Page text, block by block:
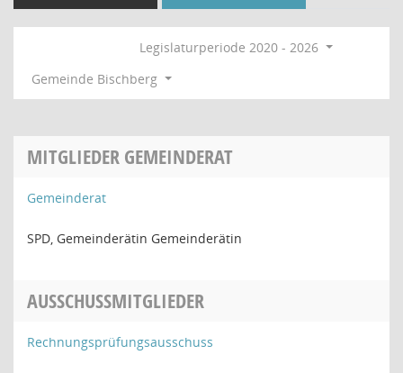
Legislaturperiode 2020 - 2026
Gemeinde Bischberg
MITGLIEDER GEMEINDERAT
Gemeinderat
SPD, Gemeinderätin Gemeinderätin
AUSSCHUSSMITGLIEDER
Rechnungsprüfungsausschuss